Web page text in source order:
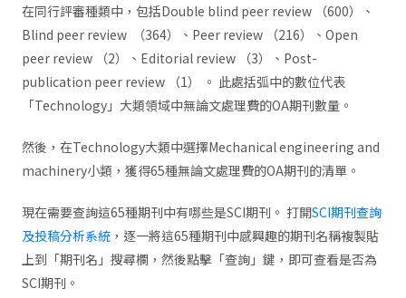
在同行評審種類中，包括Double blind peer review （600）、
Blind peer review （364）、Peer review （216）、Open
peer review （2）、Editorial review （3）、Post-
publication peer review （1） 。 此處括弧中的數位代表
「Technology」大類領域中無論文處理費的OA期刊數量。
然後，在Technology大類中選擇Mechanical engineering and
machinery小類，獲得65種無論文處理費的OA期刊的清單。
現在需要查詢這65種期刊中有哪些是SCI期刊。 打開SCI期刊查詢
及投稿分析系統，逐一將這65種期刊中感興趣的期刊名稱複製貼
上到「期刊名」搜尋欄，然後點擊「查詢」鍵，即可查看是否為
SCI期刊。